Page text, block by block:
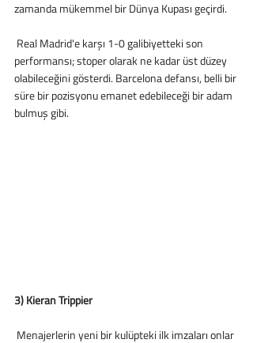
zamanda mükemmel bir Dünya Kupası geçirdi.
performansı; stoper olarak ne kadar üst düzey
olabileceğini gösterdi. Barcelona defansı, belli bir
süre bir pozisyonu emanet edebileceği bir adam
bulmuş gibi.
3) Kieran Trippier